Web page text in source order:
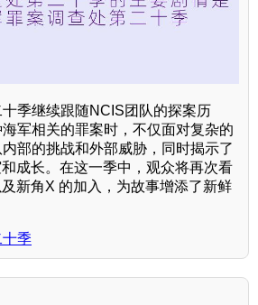
季继续跟随NCIS团队的探案历
军相关的罪案时，不仅面对复杂的
部的挑战和外部威胁，同时揭示了
成长。在这一季中，观众将再次看
新角X 的加入，为故事增添了新鲜
季